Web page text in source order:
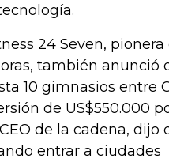
24 Seven, pionera
también anunció
10 gimnasios entre
de US$550.000
de la cadena, dijo
entrar a ciudades